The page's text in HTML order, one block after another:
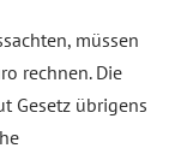
müssen
rechnen. Die
Gesetz übrigens